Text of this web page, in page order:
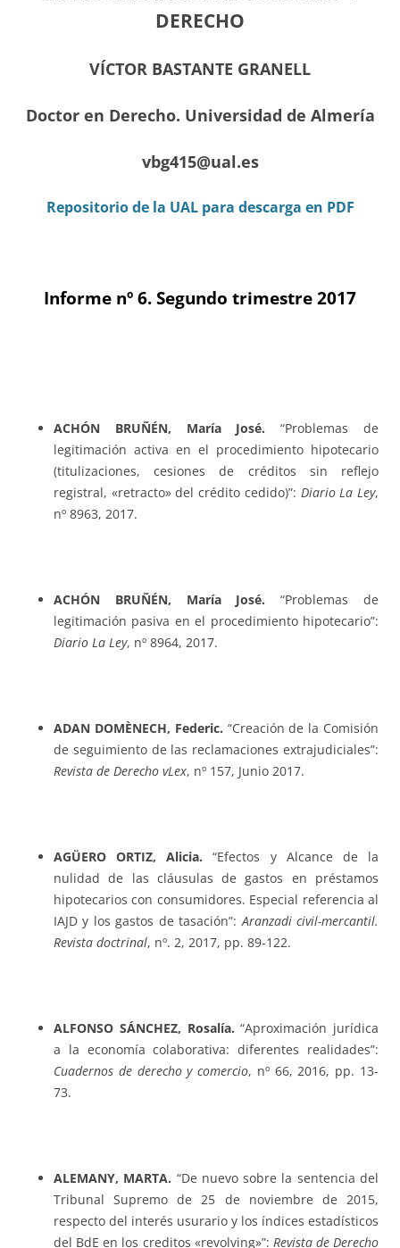
DERECHO
VÍCTOR BASTANTE GRANELL
Doctor en Derecho. Universidad de Almería
vbg415@ual.es
Repositorio de la UAL para descarga en PDF
Informe nº 6. Segundo trimestre 2017
ACHÓN BRUÑÉN, María José. “Problemas de
legitimación activa en el procedimiento hipotecario
(titulizaciones, cesiones de créditos sin reflejo
registral, «retracto» del crédito cedido)”: Diario La Ley,
nº 8963, 2017.
ACHÓN BRUÑÉN, María José. “Problemas de
legitimación pasiva en el procedimiento hipotecario”:
Diario La Ley, nº 8964, 2017.
ADAN DOMÈNECH, Federic. “Creación de la Comisión
de seguimiento de las reclamaciones extrajudiciales”:
Revista de Derecho vLex, nº 157, Junio 2017.
AGÜERO ORTIZ, Alicia. “Efectos y Alcance de la
nulidad de las cláusulas de gastos en préstamos
hipotecarios con consumidores. Especial referencia al
IAJD y los gastos de tasación”: Aranzadi civil-mercantil.
Revista doctrinal, nº. 2, 2017, pp. 89-122.
ALFONSO SÁNCHEZ, Rosalía. “Aproximación jurídica
a la economía colaborativa: diferentes realidades”:
Cuadernos de derecho y comercio, nº 66, 2016, pp. 13-
73.
ALEMANY, MARTA. “De nuevo sobre la sentencia del
Tribunal Supremo de 25 de noviembre de 2015,
respecto del interés usurario y los índices estadísticos
del BdE en los creditos «revolving»”: Revista de Derecho